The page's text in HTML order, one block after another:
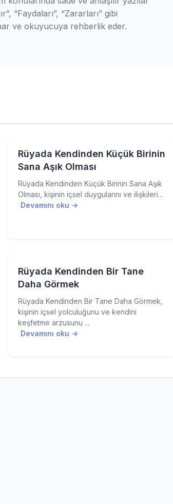
“Faydaları”, “Zararları” gibi
ve okuyucuya rehberlik eder.
Rüyada Kendinden Küçük Birinin
Sana Aşık Olması
Rüyada Kendinden Küçük Birinin Sana Aşık
Olması, kişinin içsel duygularını ve ilişkileri...
Devamını oku →
Rüyada Kendinden Bir Tane
Daha Görmek
Rüyada Kendinden Bir Tane Daha Görmek,
kişinin içsel yolculuğunu ve kendini
keşfetme arzusunu ...
Devamını oku →